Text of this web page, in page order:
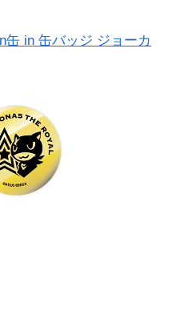
in 缶バッジ ジョーカ